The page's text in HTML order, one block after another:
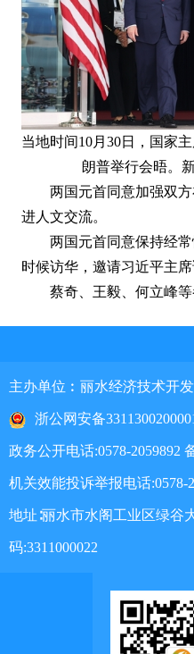
当地时间10月30日，国家
朗普举行会晤。
两国元首同意加强双
进人文交流。
两国元首同意保持经
时候访华，邀请习近平主席
蔡奇、王毅、何立峰等
主办单位︰丽水经济技术开
浙公网安备
政务公开电话:0578-2059892
机关效能投诉举报电话:0578-
地址∶丽水市水阁工业区绿谷
码:3311000022